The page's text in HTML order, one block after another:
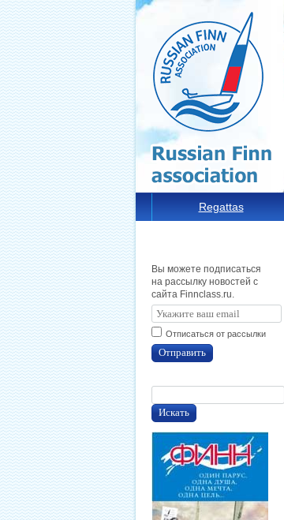
Regattas
Вы можете подписаться
на рассылку новостей с
сайта Finnclass.ru.
Отписаться от рассылки
Отправить
Искать